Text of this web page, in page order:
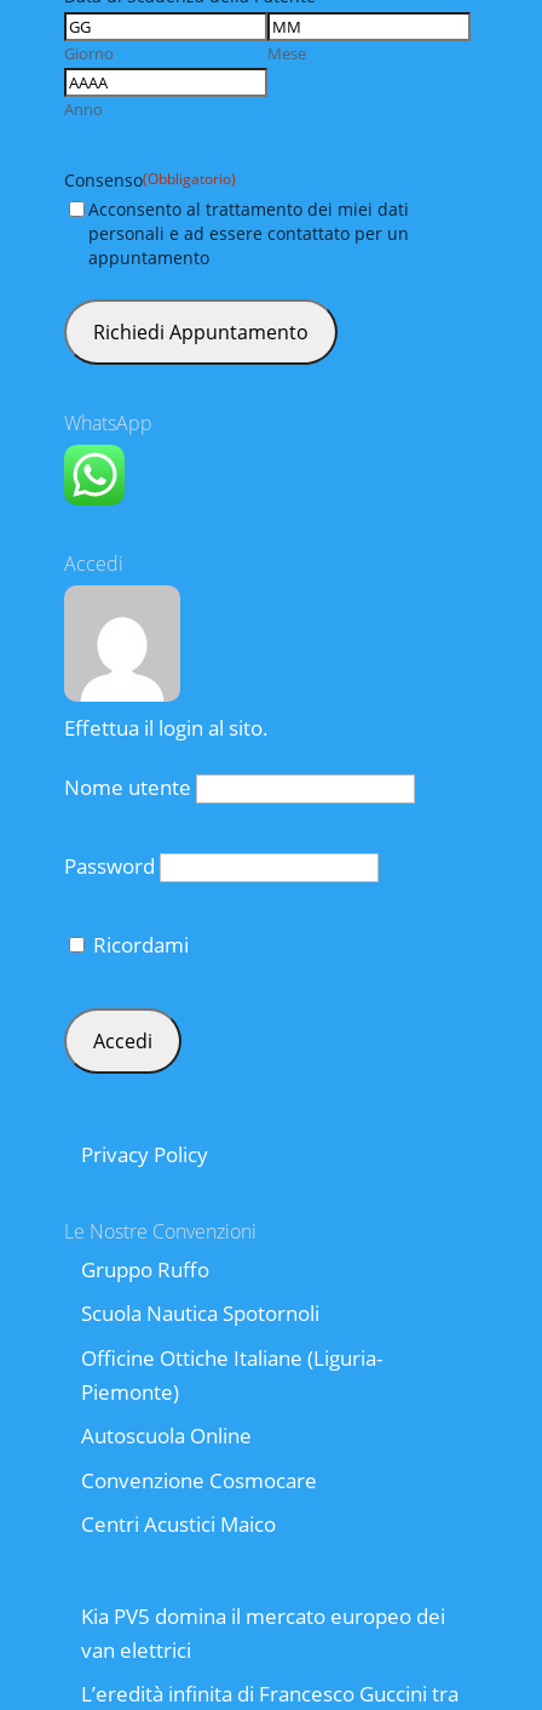
Giorno Mese
Anno
Consenso(Obbligatorio)
Acconsento al trattamento dei miei dati
personali e ad essere contattato per un
appuntamento
WhatsApp
Accedi
Effettua il login al sito.
Nome utente
Password
Ricordami
Privacy Policy
Le Nostre Convenzioni
Gruppo Ruffo
Scuola Nautica Spotornoli
Officine Ottiche Italiane (Liguria-
Piemonte)
Autoscuola Online
Convenzione Cosmocare
Centri Acustici Maico
Kia PV5 domina il mercato europeo dei
van elettrici
L’eredità infinita di Francesco Guccini tra